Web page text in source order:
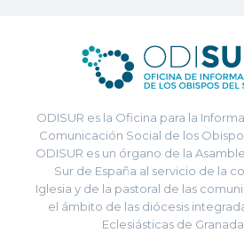
ODISUR es la Oficina para la
Comunicación Social de los
ODISUR es un órgano de la
Sur de España al servicio de la
Iglesia y de la pastoral de las
el ámbito de las diócesis
Eclesiásticas de